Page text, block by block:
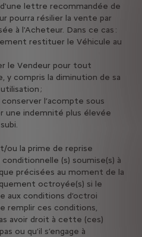
lettre recommandée de
pourra résilier la vente par
à l'Acheteur. Dans ce cas :
restituer le Véhicule au
le Vendeur pour tout
y compris la diminution de sa
;
l’acompte sous
une indemnité plus élevée
ou la prime de reprise
(s) soumise(s) à
précisées au moment de la
octroyée(s) si le
aux conditions d’octroi
remplir ces conditions,
avoir droit à cette (ces)
ou qu’il s’engage à